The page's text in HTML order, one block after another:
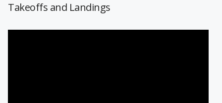
Takeoffs and Landings